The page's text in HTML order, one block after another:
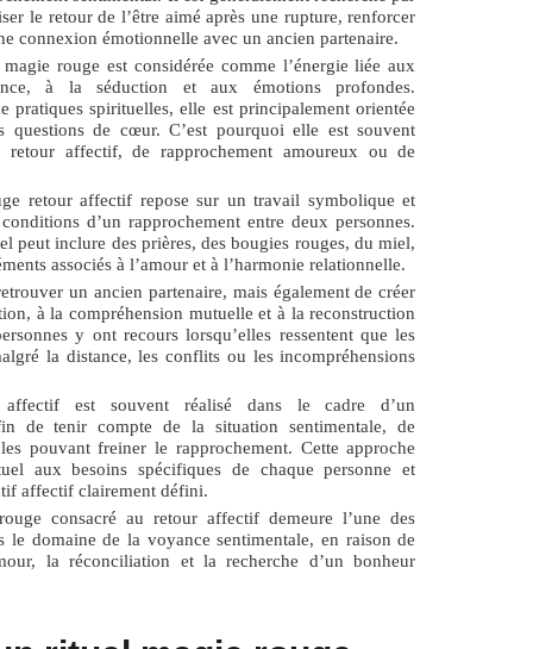
le retour de l’être aimé après une rupture, renforcer
connexion émotionnelle avec un ancien partenaire.
magie rouge est considérée comme l’énergie liée aux
à la séduction et aux émotions profondes.
pratiques spirituelles, elle est principalement orientée
questions de cœur. C’est pourquoi elle est souvent
retour affectif, de rapprochement amoureux ou de
retour affectif repose sur un travail symbolique et
d’un rapprochement entre deux personnes.
peut inclure des prières, des bougies rouges, du miel,
associés à l’amour et à l’harmonie relationnelle.
un ancien partenaire, mais également de créer
à la compréhension mutuelle et à la reconstruction
y ont recours lorsqu’elles ressentent que les
la distance, les conflits ou les incompréhensions
est souvent réalisé dans le cadre d’un
de tenir compte de la situation sentimentale, de
pouvant freiner le rapprochement. Cette approche
aux besoins spécifiques de chaque personne et
affectif clairement défini.
consacré au retour affectif demeure l’une des
le domaine de la voyance sentimentale, en raison de
la réconciliation et la recherche d’un bonheur